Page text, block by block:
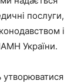
послуги,
і
України.